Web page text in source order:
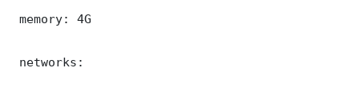
memory: 4G
networks: